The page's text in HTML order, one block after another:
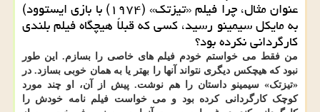
عنوان مثال، چرا فیلم «تیزتک» (۱۹۷۴) با بازی ایستوود)
به مایکل سیمینو رسید، کسی که قبلاً هیچگاه فیلم بلندی
کارگردانی نکرده بود؟
من فقط می خواستم خودم فیلم های خاصی را بسازم. این طور
نبود که هیچکس دیگری نتواند آنها را بهتر یا به همان خوبی بسازد. در
«تیزتک» سیمینو داستان را هم نوشت. پیش از آن، او چند مورد
کوچک کارگردانی کرده بود و می خواست فیلم نامه خودش را